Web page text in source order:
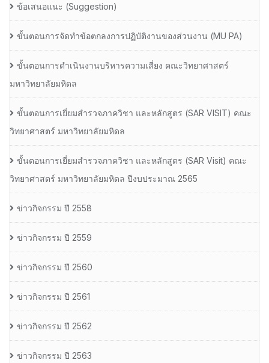
ข้อเสนอแนะ (Suggestion)
ขั้นตอนการจัดทำข้อตกลงการปฏิบัติงานของส่วนงาน (MU PA)
ขั้นตอนการดำเนินงานบริหารความเสี่ยง คณะวิทยาศาสตร์
มหาวิทยาลัยมหิดล
ขั้นตอนการเยี่ยมสำรวจภาควิชา และหลักสูตร (SAR VISIT) คณะ
วิทยาศาสตร์ มหาวิทยาลัยมหิดล
ขั้นตอนการเยี่ยมสำรวจภาควิชา และหลักสูตร (SAR Visit) คณะ
วิทยาศาสตร์ มหาวิทยาลัยมหิดล ปีงบประมาณ 2565
ข่าวกิจกรรม ปี 2558
ข่าวกิจกรรม ปี 2559
ข่าวกิจกรรม ปี 2560
ข่าวกิจกรรม ปี 2561
ข่าวกิจกรรม ปี 2562
ข่าวกิจกรรม ปี 2563